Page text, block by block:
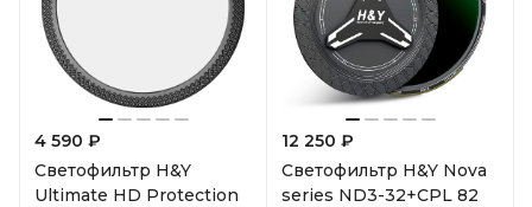
4 590 ₽
Светофильтр H&Y
Ultimate HD Protection
12 250 ₽
Светофильтр H&Y Nova
series ND3-32+CPL 82